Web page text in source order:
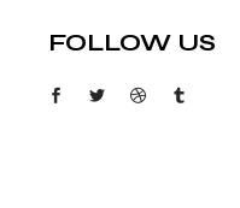
FOLLOW US